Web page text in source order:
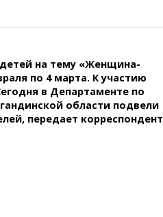
детей на тему «Женщина-
по 4 марта. К участию
в Департаменте по
области подвели
передает корреспондент